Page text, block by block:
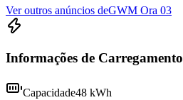
Ver outros anúncios deGWM Ora 03
Informações de Carregamento
Capacidade48 kWh